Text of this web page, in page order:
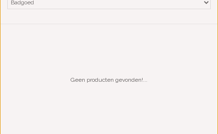
Geen producten gevonden!...